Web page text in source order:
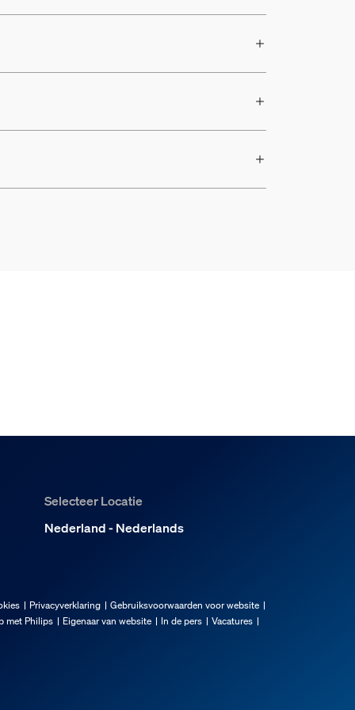
Selecteer Locatie
Nederland - Nederlands
Privacyverklaring
Gebruiksvoorwaarden voor website
met Philips
Eigenaar van website In de pers Vacatures